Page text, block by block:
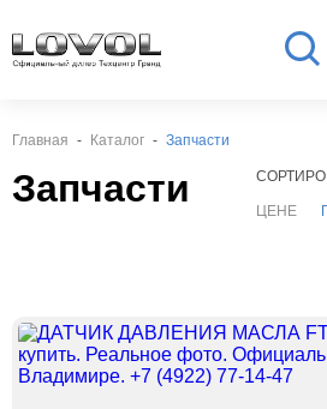
Главная Каталог Запчасти
Запчасти
ЦЕНЕ